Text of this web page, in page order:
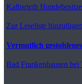
Kalbsrieth
Zur Leseliste hinzufügen
Vermutlich
Bad Frankenhausen bei